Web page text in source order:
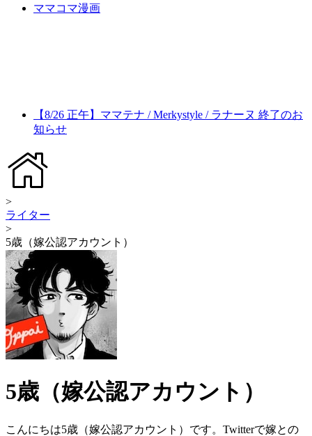
ママコマ漫画
【8/26 正午】ママテナ / Merkystyle / ラナーヌ 終了のお
知らせ
>
ライター
>
5歳（嫁公認アカウント）
5歳（嫁公認アカウント）
こんにちは5歳（嫁公認アカウント）です。Twitterで嫁との